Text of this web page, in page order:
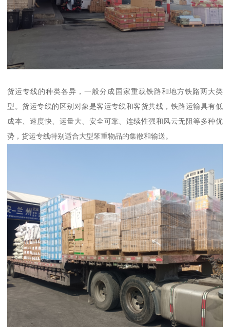
货运专线的种类各异，一般分成国家重载铁路和地方铁路两大类
型。货运专线的区别对象是客运专线和客货共线，铁路运输具有低
成本、速度快、运量大、安全可靠、连续性强和风云无阻等多种优
势，货运专线特别适合大型笨重物品的集散和输送。